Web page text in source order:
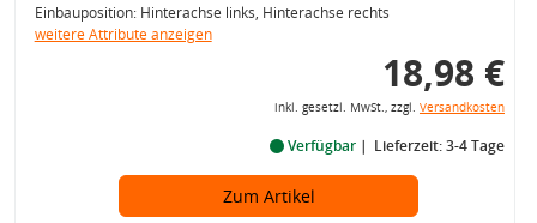
Einbauposition: Hinterachse links, Hinterachse rechts
weitere Attribute anzeigen
18,98 €
inkl. gesetzl. MwSt., zzgl. Versandkosten
Verfügbar Lieferzeit: 3-4 Tage
Zum Artikel